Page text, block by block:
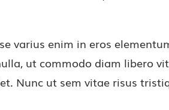
varius enim in eros
ut commodo diam libero
Nunc ut sem vitae risus